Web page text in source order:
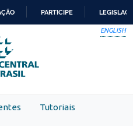
PARA
O
CONTEÚDO
PARTICIPE
ENGLISH
Tutoriais